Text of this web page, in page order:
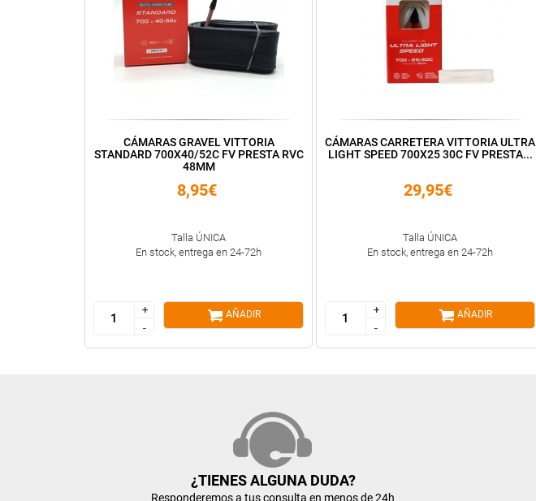
CÁMARAS GRAVEL VITTORIA
STANDARD 700X40/52C FV PRESTA RVC
48MM
8,95€
Talla ÚNICA
En stock, entrega en 24-72h
+
-
+
-
AÑADIR
CÁMARAS CARRETERA VITTORIA ULTRA
LIGHT SPEED 700X25 30C FV PRESTA...
29,95€
Talla ÚNICA
En stock, entrega en 24-72h
+
-
+
-
AÑADIR
¿TIENES ALGUNA DUDA?
Responderemos a tus consulta en menos de 24h